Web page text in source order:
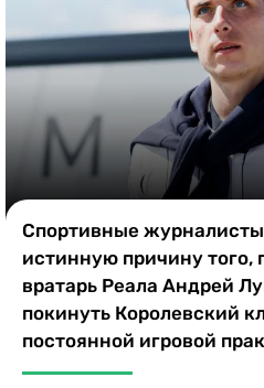
Спортивные
истинную причину того,
вратарь Реала Андрей
покинуть Королевский
постоянной игровой